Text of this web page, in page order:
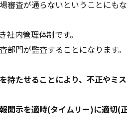
審査が通らないということにも
社内管理体制です。
部門が監査することになります。
持たせることにより、不正やミ
開示を適時(タイムリー)に適切(